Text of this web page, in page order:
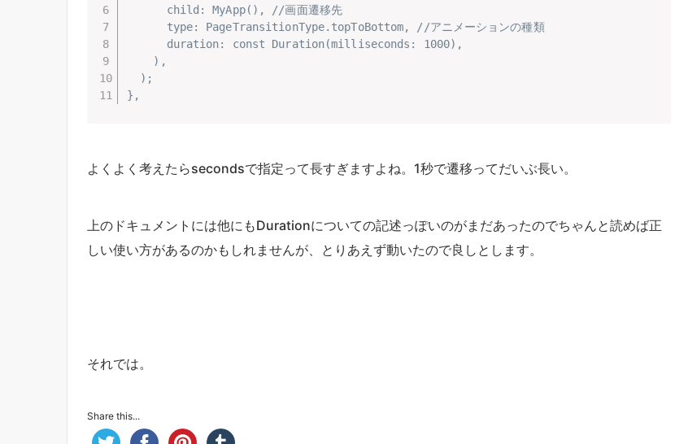
      child: MyApp(), //画面遷移先
      type: PageTransitionType.topToBottom, //アニメーションの種類
      duration: const Duration(milliseconds: 1000),
    ),
  );
},
よくよく考えたらsecondsで指定って長すぎますよね。1秒で遷移ってだいぶ長い。
上のドキュメントには他にもDurationについての記述っぽいのがまだあったのでちゃんと読めば正
しい使い方があるのかもしれませんが、とりあえず動いたので良しとします。
それでは。
Share this...